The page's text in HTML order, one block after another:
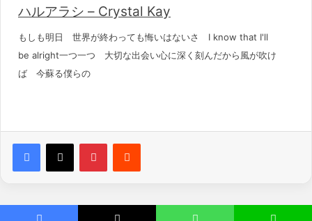
ハルアラシ – Crystal Kay
もしも明日 世界が終わっても悔いはないさ I know that I'll
be alright一つ一つ 大切な出会い心に深く刻んだから風が吹け
ば 今蘇る僕らの
PinterestReddit